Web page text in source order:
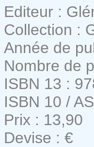
Editeur :
Collection :
Année de
Nombre de
ISBN 13 :
ISBN 10 /
Prix : 13,90
Devise : €